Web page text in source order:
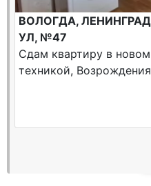
ВОЛОГДА,
УЛ, №47
Сдам квартиру в
техникой,